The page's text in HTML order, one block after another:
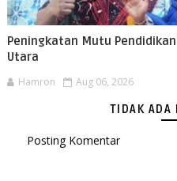
Peningkatan Mutu
Utara
Hamron Aug 06, 2026
TIDAK ADA
Posting Komentar